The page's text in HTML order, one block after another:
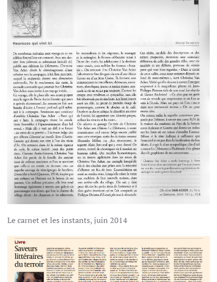
Le carnet et les instants, juin 2014